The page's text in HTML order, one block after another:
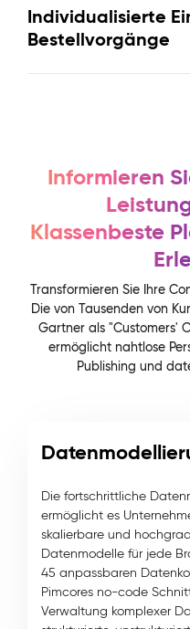
Individualisierte
Bestellvorgänge
Informieren
Klassenbeste
Transformieren Sie Ihre
Die von Tausenden von
Gartner als "Customers'
ermöglicht nahtlose
Publishing und
Die fortschrittliche
ermöglicht es
skalierbare und
Datenmodelle für jede
45 anpassbaren
Pimcores no-code
Verwaltung komplexer